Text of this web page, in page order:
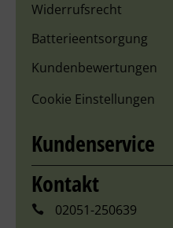
Widerrufsrecht
Batterieentsorgung
Kundenbewertungen
Cookie Einstellungen
Kundenservice
Kontakt
02051-250639